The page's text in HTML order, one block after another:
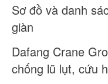
Sơ đồ và danh
giàn
Dafang Crane
chống lũ lụt, cứu